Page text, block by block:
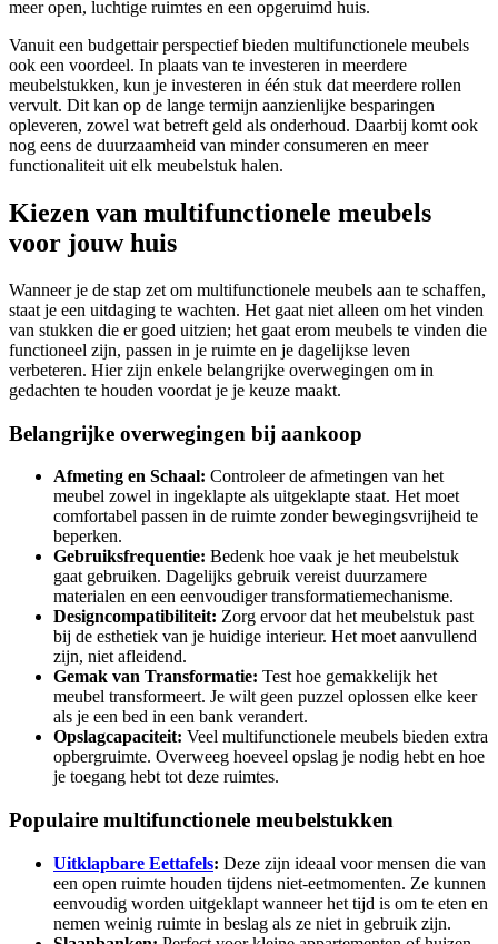
meer open, luchtige ruimtes en een opgeruimd huis.
Vanuit een budgettair perspectief bieden multifunctionele meubels
ook een voordeel. In plaats van te investeren in meerdere
meubelstukken, kun je investeren in één stuk dat meerdere rollen
vervult. Dit kan op de lange termijn aanzienlijke besparingen
opleveren, zowel wat betreft geld als onderhoud. Daarbij komt ook
nog eens de duurzaamheid van minder consumeren en meer
functionaliteit uit elk meubelstuk halen.
Kiezen van multifunctionele meubels
voor jouw huis
Wanneer je de stap zet om multifunctionele meubels aan te schaffen,
staat je een uitdaging te wachten. Het gaat niet alleen om het vinden
van stukken die er goed uitzien; het gaat erom meubels te vinden die
functioneel zijn, passen in je ruimte en je dagelijkse leven
verbeteren. Hier zijn enkele belangrijke overwegingen om in
gedachten te houden voordat je je keuze maakt.
Belangrijke overwegingen bij aankoop
Afmeting en Schaal: Controleer de afmetingen van het
meubel zowel in ingeklapte als uitgeklapte staat. Het moet
comfortabel passen in de ruimte zonder bewegingsvrijheid te
beperken.
Gebruiksfrequentie: Bedenk hoe vaak je het meubelstuk
gaat gebruiken. Dagelijks gebruik vereist duurzamere
materialen en een eenvoudiger transformatiemechanisme.
Designcompatibiliteit: Zorg ervoor dat het meubelstuk past
bij de esthetiek van je huidige interieur. Het moet aanvullend
zijn, niet afleidend.
Gemak van Transformatie: Test hoe gemakkelijk het
meubel transformeert. Je wilt geen puzzel oplossen elke keer
als je een bed in een bank verandert.
Opslagcapaciteit: Veel multifunctionele meubels bieden extra
opbergruimte. Overweeg hoeveel opslag je nodig hebt en hoe
je toegang hebt tot deze ruimtes.
Populaire multifunctionele meubelstukken
Uitklapbare Eettafels: Deze zijn ideaal voor mensen die van
een open ruimte houden tijdens niet-eetmomenten. Ze kunnen
eenvoudig worden uitgeklapt wanneer het tijd is om te eten en
nemen weinig ruimte in beslag als ze niet in gebruik zijn.